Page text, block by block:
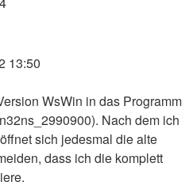
13:50
WsWin in das Programm
Nach dem ich
sich jedesmal die alte
dass ich die komplett